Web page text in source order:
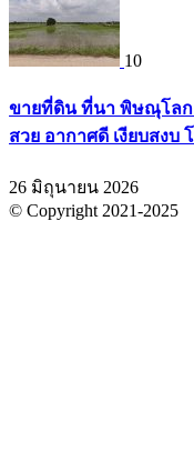
10
ขายที่ดิน ที่นา พิษณุโลก
สวย อากาศดี เงียบสงบ
26 มิถุนายน 2026
© Copyright 2021-2025